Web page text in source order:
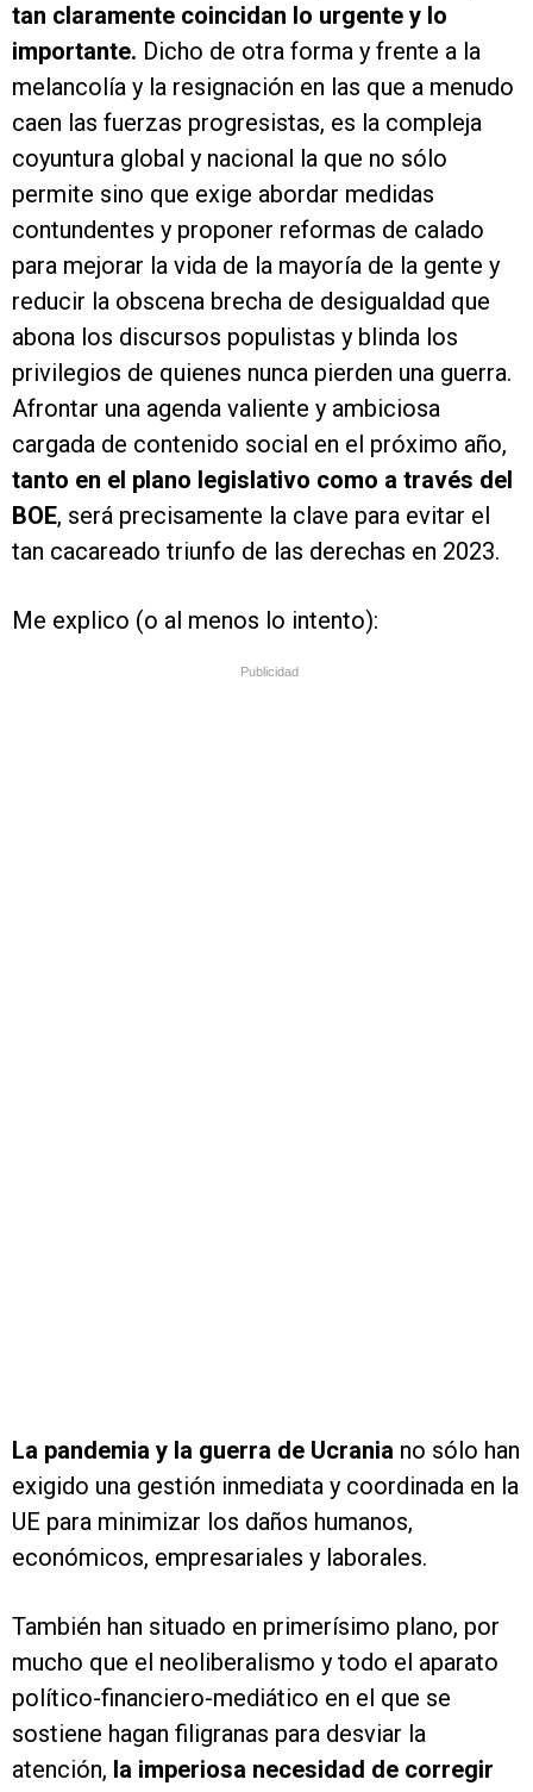
tan claramente coincidan lo urgente y lo
importante. Dicho de otra forma y frente a la
melancolía y la resignación en las que a menudo
caen las fuerzas progresistas, es la compleja
coyuntura global y nacional la que no sólo
permite sino que exige abordar medidas
contundentes y proponer reformas de calado
para mejorar la vida de la mayoría de la gente y
reducir la obscena brecha de desigualdad que
abona los discursos populistas y blinda los
privilegios de quienes nunca pierden una guerra.
Afrontar una agenda valiente y ambiciosa
cargada de contenido social en el próximo año,
tanto en el plano legislativo como a través del
BOE, será precisamente la clave para evitar el
tan cacareado triunfo de las derechas en 2023.
Me explico (o al menos lo intento):
Publicidad
La pandemia y la guerra de Ucrania no sólo han
exigido una gestión inmediata y coordinada en la
UE para minimizar los daños humanos,
económicos, empresariales y laborales.
También han situado en primerísimo plano, por
mucho que el neoliberalismo y todo el aparato
político-financiero-mediático en el que se
sostiene hagan filigranas para desviar la
atención, la imperiosa necesidad de corregir